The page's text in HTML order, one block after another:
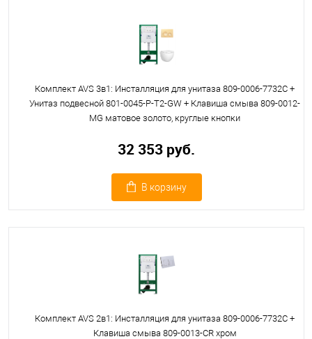
Комплект AVS 3в1: Инсталляция для унитаза 809-0006-7732C +
Унитаз подвесной 801-0045-P-T2-GW + Клавиша смыва 809-0012-
MG матовое золото, круглые кнопки
32 353 руб.
В корзину
Комплект AVS 2в1: Инсталляция для унитаза 809-0006-7732C +
Клавиша смыва 809-0013-CR хром